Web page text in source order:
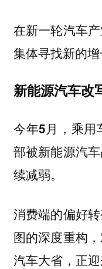
在新一轮汽车
集体寻找新的增
新能源汽车改
今年5月，乘用
部被新能源汽
续减弱。
消费端的偏好
图的深度重构
汽车大省，正